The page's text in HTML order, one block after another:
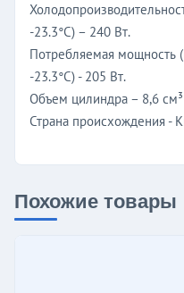
-23.3°C) – 240 Вт.
Потребляемая мощность
-23.3°C) - 205 Вт.
Объем цилиндра – 8,6 см³
Страна происхождения -
Похожие товары